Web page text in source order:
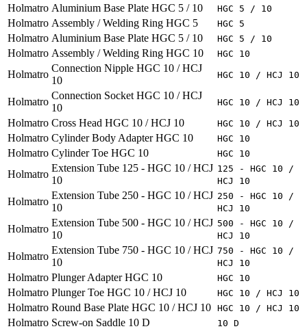
Holmatro Aluminium Base Plate HGC 5 / 10 HGC 5 / 10
Holmatro Assembly / Welding Ring HGC 5 HGC 5
Holmatro Aluminium Base Plate HGC 5 / 10 HGC 5 / 10
Holmatro Assembly / Welding Ring HGC 10 HGC 10
Holmatro
Connection Nipple HGC 10 / HCJ
10
HGC 10 / HCJ 10
Holmatro
Connection Socket HGC 10 / HCJ
10
HGC 10 / HCJ 10
Holmatro Cross Head HGC 10 / HCJ 10 HGC 10 / HCJ 10
Holmatro Cylinder Body Adapter HGC 10 HGC 10
Holmatro Cylinder Toe HGC 10 HGC 10
Holmatro
Extension Tube 125 - HGC 10 / HCJ
10
125 - HGC 10 /
HCJ 10
Holmatro
Extension Tube 250 - HGC 10 / HCJ
10
250 - HGC 10 /
HCJ 10
Holmatro
Extension Tube 500 - HGC 10 / HCJ
10
500 - HGC 10 /
HCJ 10
Holmatro
Extension Tube 750 - HGC 10 / HCJ
10
750 - HGC 10 /
HCJ 10
Holmatro Plunger Adapter HGC 10 HGC 10
Holmatro Plunger Toe HGC 10 / HCJ 10 HGC 10 / HCJ 10
Holmatro Round Base Plate HGC 10 / HCJ 10 HGC 10 / HCJ 10
Holmatro Screw-on Saddle 10 D 10 D